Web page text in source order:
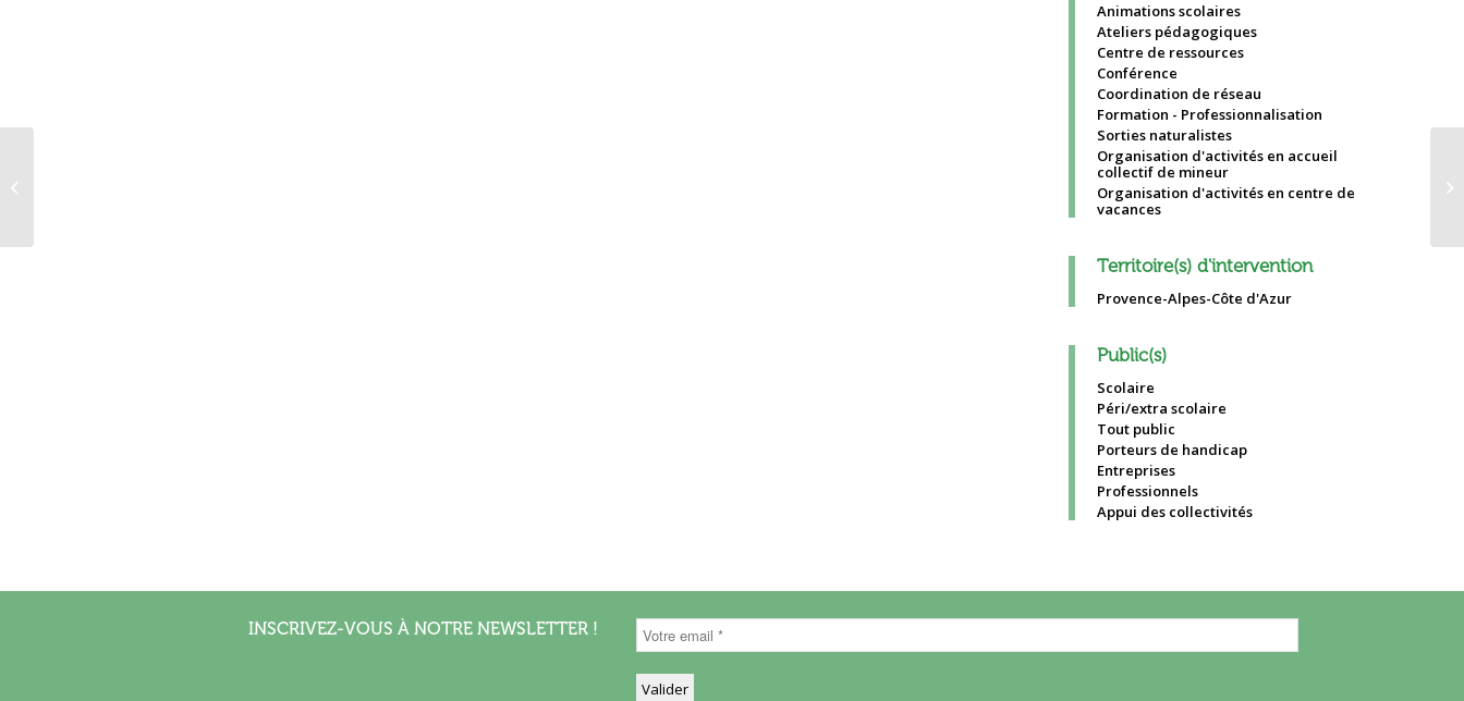
Animations scolaires
Ateliers pédagogiques
Centre de ressources
Conférence
Coordination de réseau
Formation - Professionnalisation
Sorties naturalistes
Organisation d'activités en accueil
collectif de mineur
Organisation d'activités en centre de
vacances
Territoire(s) d'intervention
Provence-Alpes-Côte d'Azur
Public(s)
Scolaire
Péri/extra scolaire
Tout public
Porteurs de handicap
Entreprises
Professionnels
Appui des collectivités
INSCRIVEZ-VOUS À NOTRE NEWSLETTER !